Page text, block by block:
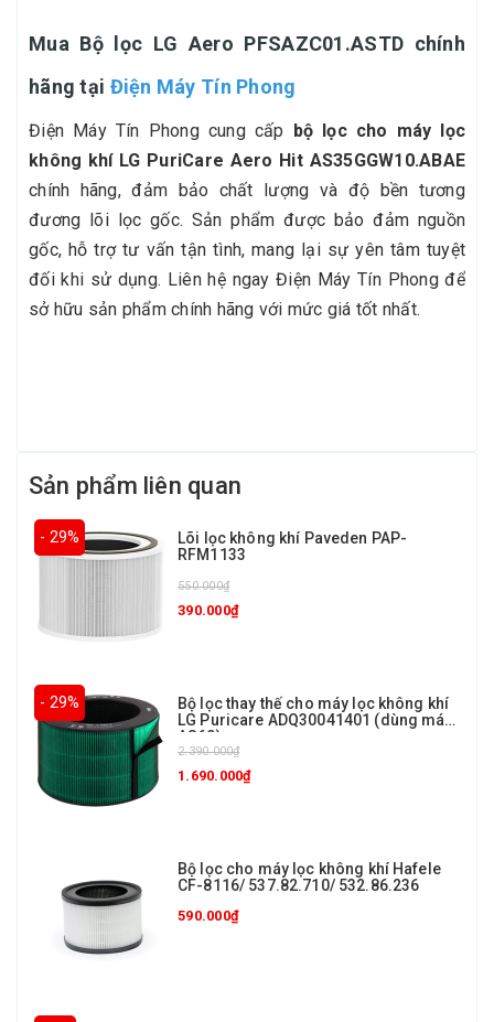
Mua Bộ lọc LG Aero PFSAZC01.ASTD chính
hãng tại Điện Máy Tín Phong
Điện Máy Tín Phong cung cấp bộ lọc cho máy lọc
không khí LG PuriCare Aero Hit AS35GGW10.ABAE
chính hãng, đảm bảo chất lượng và độ bền tương
đương lõi lọc gốc. Sản phẩm được bảo đảm nguồn
gốc, hỗ trợ tư vấn tận tình, mang lại sự yên tâm tuyệt
đối khi sử dụng. Liên hệ ngay Điện Máy Tín Phong để
sở hữu sản phẩm chính hãng với mức giá tốt nhất.
Sản phẩm liên quan
- 29%
Lõi lọc không khí Paveden PAP-
RFM1133
550.000₫
390.000₫
- 29%
Bộ lọc thay thế cho máy lọc không khí
LG Puricare ADQ30041401 (dùng máy
AS60)
2.390.000₫
1.690.000₫
Bộ lọc cho máy lọc không khí Hafele
CF-8116/ 537.82.710/ 532.86.236
590.000₫